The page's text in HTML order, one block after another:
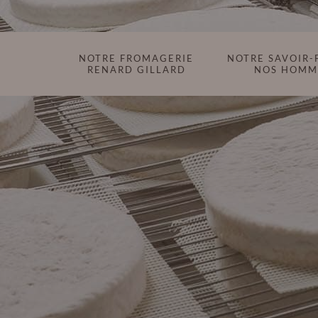
NOTRE FROMAGERIE
RENARD GILLARD
NOTRE SAVOIR-
NOS